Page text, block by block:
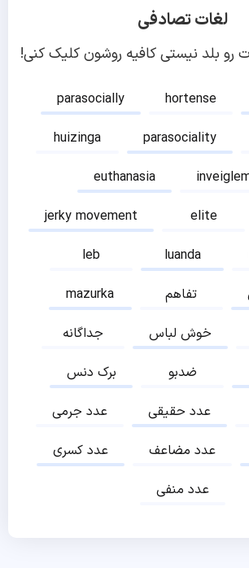
لغات تصادفی
رو بلد نیستی کافیه روشون کلیک کنی!
parasocially hortense
huizinga
parasociality
euthanasia
jerky movement
elite
leb
luanda
mazurka
تفاهم
جداگانه
خوش لباس
برک دنس
ضدبو
عدد جرمی
عدد حقیقی
عدد کسری
عدد مضاعف
عدد منفی